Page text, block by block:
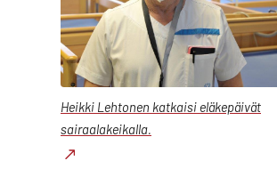
Heikki Lehtonen katkaisi eläkepäivät
sairaalakeikalla.